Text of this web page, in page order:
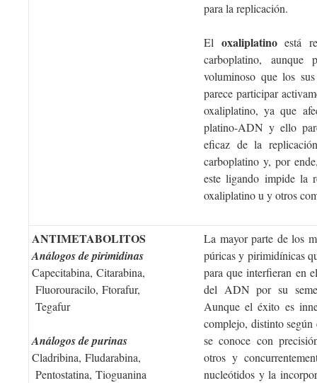
para la replicación.
El oxaliplatinoestá
carboplatino, aunque
voluminoso que los
parece participar
oxaliplatino, ya que
platino-ADN y ello
eficaz de la
carboplatino y, por
este ligando impide la
oxaliplatino u y otros
ANTIMETABOLITOS
Análogos de pirimidinas
Capecitabina, Citarabina,
Fluorouracilo, Ftorafur,
Tegafur
Análogos de purinas
Cladribina, Fludarabina,
Pentostatina, Tioguanina
La mayor parte de los
púricas y pirimidínicas
para que interfieran en
del ADN por su
Aunque el éxito es
complejo, distinto según
se conoce con
otros y
nucleótidos y la